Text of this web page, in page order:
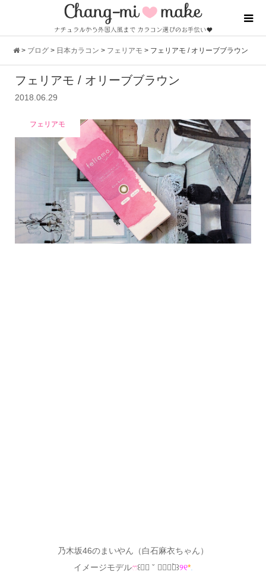
> ブログ > 日本カラコン > フェリアモ > フェリアモ / オリーブブラウン
フェリアモ / オリーブブラウン
2018.06.29
フェリアモ
乃木坂46のまいやん（白石麻衣ちゃん）
イメージモデルෆ⃛꒰❛⃘ ˇ ❜⃘⃘๑̀꒱୨୧*.